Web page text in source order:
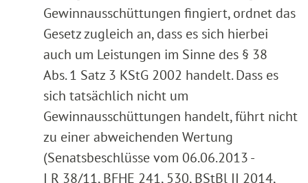
Gewinnausschüttungen fingiert, ordnet das
Gesetz zugleich an, dass es sich hierbei
auch um Leistungen im Sinne des § 38
Abs. 1 Satz 3 KStG 2002 handelt. Dass es
sich tatsächlich nicht um
Gewinnausschüttungen handelt, führt nicht
zu einer abweichenden Wertung
(Senatsbeschlüsse vom 06.06.2013 -
I R 38/11, BFHE 241, 530, BStBl II 2014,